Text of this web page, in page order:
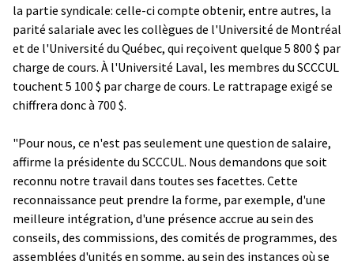
la partie syndicale: celle-ci compte obtenir, entre autres, la
parité salariale avec les collègues de l'Université de Montréal
et de l'Université du Québec, qui reçoivent quelque 5 800 $ par
charge de cours. À l'Université Laval, les membres du SCCCUL
touchent 5 100 $ par charge de cours. Le rattrapage exigé se
chiffrera donc à 700 $.
"Pour nous, ce n'est pas seulement une question de salaire,
affirme la présidente du SCCCUL. Nous demandons que soit
reconnu notre travail dans toutes ses facettes. Cette
reconnaissance peut prendre la forme, par exemple, d'une
meilleure intégration, d'une présence accrue au sein des
conseils, des commissions, des comités de programmes, des
assemblées d'unités en somme, au sein des instances où se